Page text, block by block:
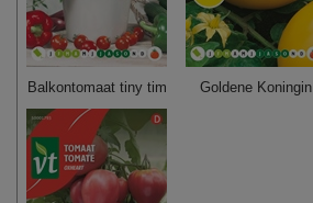
Balkontomaat tiny tim Goldene Koningin